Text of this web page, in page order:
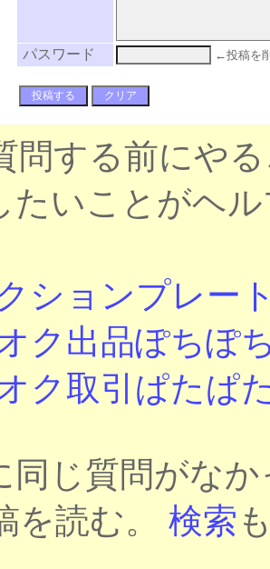
パスワード ←投稿を
問する前にや
たいことがヘ
ションプレー
ク出品ぽちぽ
ク取引ぱたぱ
同じ質問がな
を読む。 検索